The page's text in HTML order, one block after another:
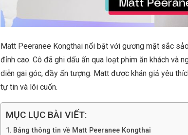
Matt Peeranee Kongthai nổi bật với gương mặt sắc
đỉnh cao. Cô đã ghi dấu ấn qua loạt phim ăn khách và
diễn gai góc, đầy ấn tượng. Matt được khán giả yêu
tự tin và lôi cuốn.
MỤC LỤC BÀI VIẾT:
Bảng thông tin về Matt Peeranee Kongthai